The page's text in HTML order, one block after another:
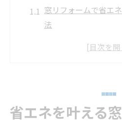
窓リフォームで省エ
法
断熱性能強化で快適
窓リフォームに最適
のポイント
省エネを叶える